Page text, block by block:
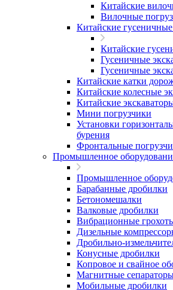
Китайские
Вилочные
Китайские
Китайские
Гусеничные
Гусеничные
Китайские катки
Китайские колесные
Китайские
Мини погрузчики
Установки
бурения
Фронтальные
Промышленное
Промышленное
Барабанные дробилки
Бетономешалки
Валковые дробилки
Вибрационные
Дизельные
Дробильно-
Конусные дробилки
Копровое и свайное
Магнитные
Мобильные дробилки